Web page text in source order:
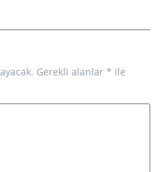
Gerekli alanlar * ile